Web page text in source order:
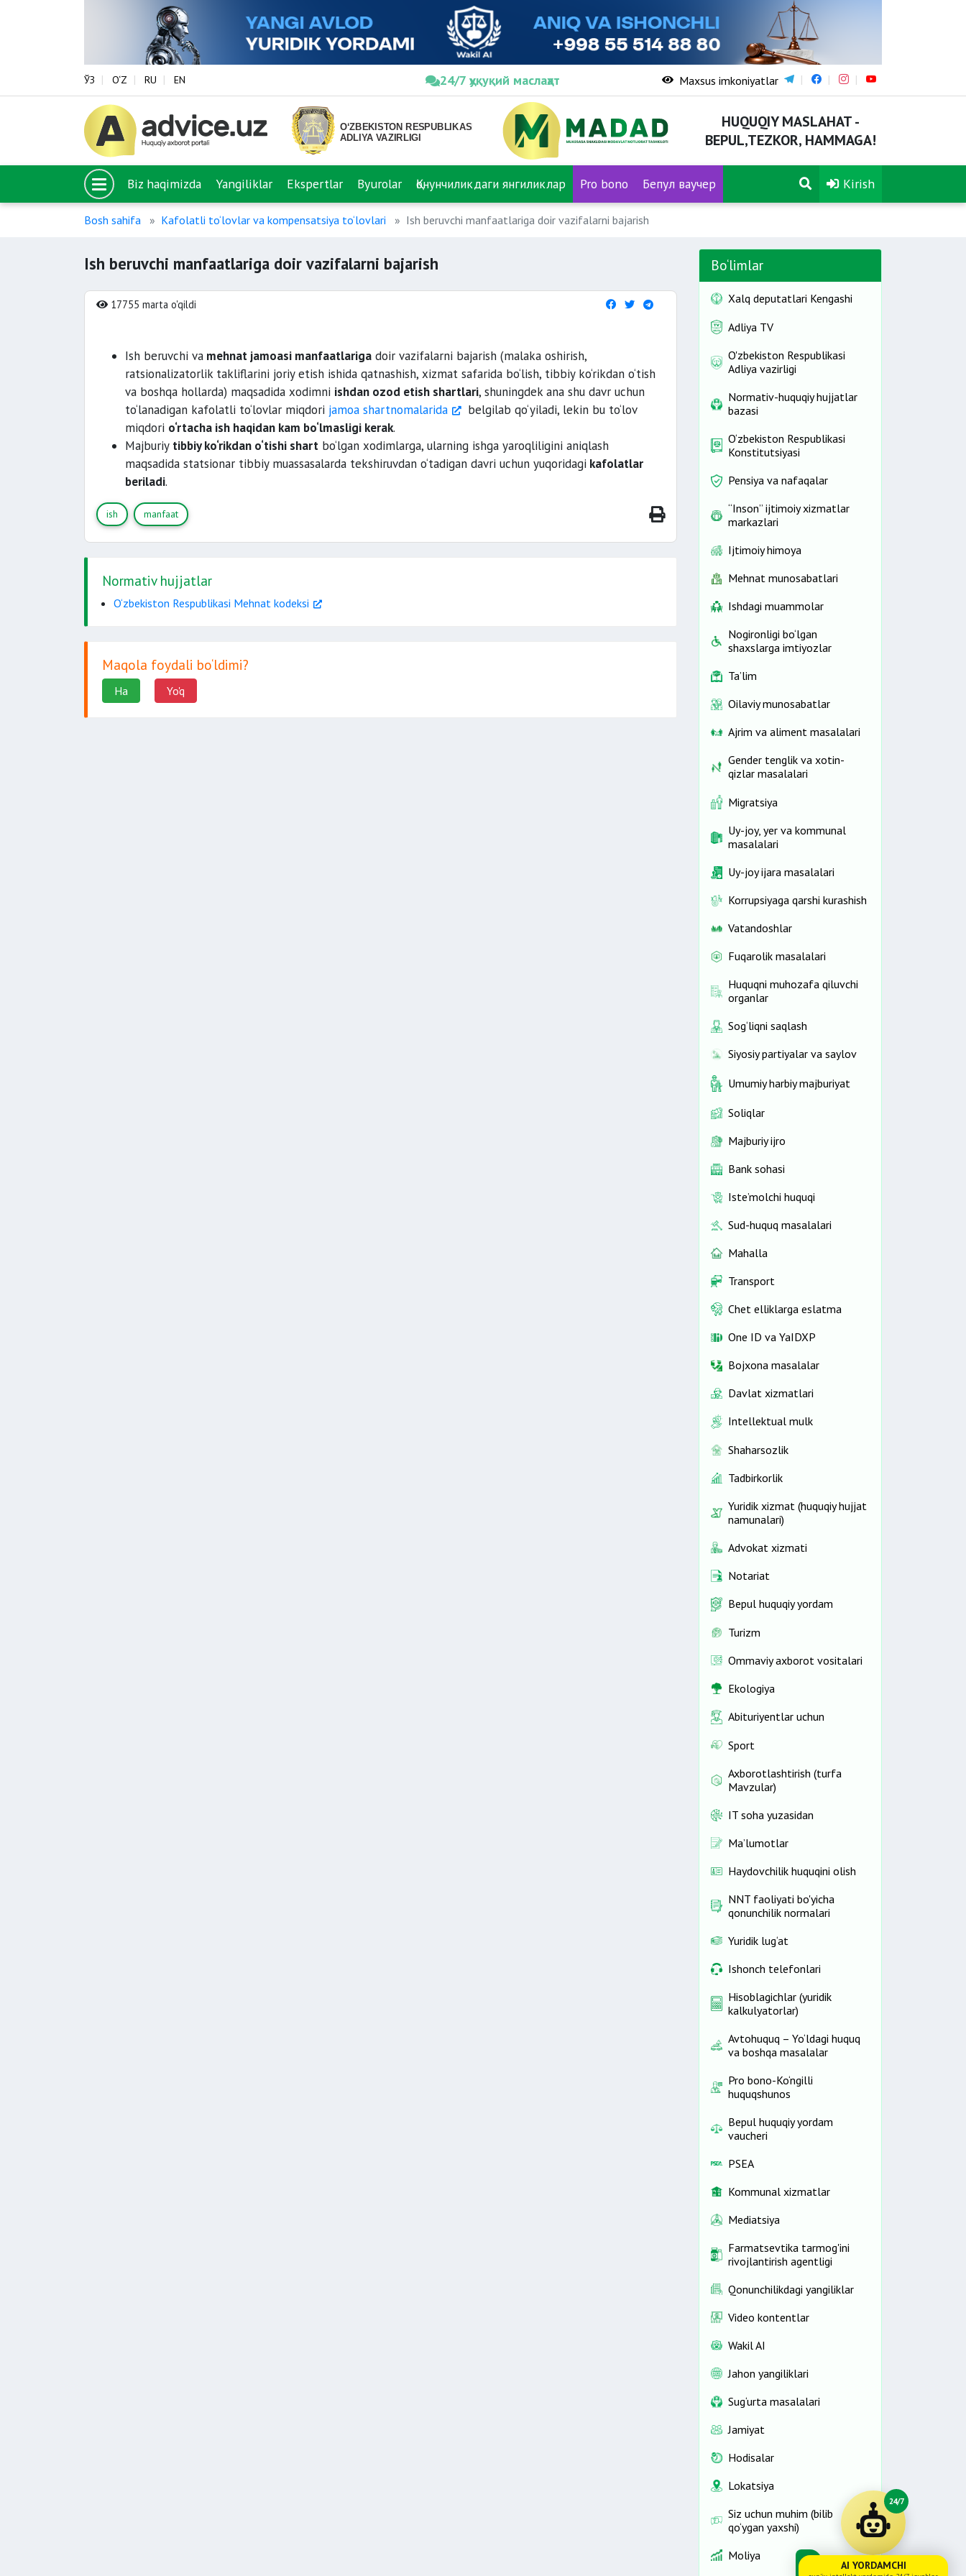
ЎЗ O‘Z RU EN 24/7 ҳуқуқий маслаҳат Maxsus imkoniyatlar
HUQUQIY MASLAHAT -
BEPUL,TEZKOR, HAMMAGA!
Biz haqimizda Yangiliklar Ekspertlar Byurolar Қонунчиликдаги янгиликлар Pro bono Бепул ваучер Kirish
Bosh sahifa Kafolatli to‘lovlar va kompensatsiya to‘lovlari Ish beruvchi manfaatlariga doir vazifalarni bajarish
Ish beruvchi manfaatlariga doir vazifalarni bajarish
17755 marta o'qildi
Ish beruvchi va mehnat jamoasi manfaatlariga doir vazifalarni bajarish (malaka oshirish,
ratsionalizatorlik takliflarini joriy etish ishida qatnashish, xizmat safarida bo‘lish, tibbiy ko‘rikdan o‘tish
va boshqa hollarda) maqsadida xodimni ishdan ozod etish shartlari, shuningdek ana shu davr uchun
to‘lanadigan kafolatli to‘lovlar miqdori jamoa shartnomalarida
belgilab qo‘yiladi, lekin bu to‘lov
miqdori o‘rtacha ish haqidan kam bo‘lmasligi kerak.
Majburiy tibbiy ko‘rikdan o‘tishi shart bo‘lgan xodimlarga, ularning ishga yaroqliligini aniqlash
maqsadida statsionar tibbiy muassasalarda tekshiruvdan o‘tadigan davri uchun yuqoridagi kafolatlar
beriladi.
ish manfaat
Normativ hujjatlar
O‘zbekiston Respublikasi Mehnat kodeksi
Maqola foydali bo‘ldimi?
Ha Yo'q
Bo‘limlar
Xalq deputatlari Kengashi
Adliya TV
O'zbekiston Respublikasi
Adliya vazirligi
Normativ-huquqiy hujjatlar
bazasi
O‘zbekiston Respublikasi
Konstitutsiyasi
Pensiya va nafaqalar
“Inson” ijtimoiy xizmatlar
markazlari
Ijtimoiy himoya
Mehnat munosabatlari
Ishdagi muammolar
Nogironligi bo‘lgan
shaxslarga imtiyozlar
Ta’lim
Oilaviy munosabatlar
Ajrim va aliment masalalari
Gender tenglik va xotin-
qizlar masalalari
Migratsiya
Uy-joy, yer va kommunal
masalalari
Uy-joy ijara masalalari
Korrupsiyaga qarshi kurashish
Vatandoshlar
Fuqarolik masalalari
Huquqni muhozafa qiluvchi
organlar
Sog‘liqni saqlash
Siyosiy partiyalar va saylov
Umumiy harbiy majburiyat
Soliqlar
Majburiy ijro
Bank sohasi
Iste’molchi huquqi
Sud-huquq masalalari
Mahalla
Transport
Chet elliklarga eslatma
One ID vа YaIDXP
Bojxona masalalar
Davlat xizmatlari
Intellektual mulk
Shaharsozlik
Tadbirkorlik
Yuridik xizmat (huquqiy hujjat
namunalari)
Advokat xizmati
Notariat
Bepul huquqiy yordam
Turizm
Ommaviy axborot vositalari
Ekologiya
Abituriyentlar uchun
Sport
Axborotlashtirish (turfa
Mavzular)
IT soha yuzasidan
Ma’lumotlar
Haydovchilik huquqini olish
NNT faoliyati bo'yicha
qonunchilik normalari
Yuridik lug‘at
Ishonch telefonlari
Hisoblagichlar (yuridik
kalkulyatorlar)
Avtohuquq – Yo‘ldagi huquq
va boshqa masalalar
Pro bono-Ko‘ngilli
huquqshunos
Bepul huquqiy yordam
vaucheri
PSEA
Kommunal xizmatlar
Mediatsiya
Farmatsevtika tarmog'ini
rivojlantirish agentligi
Qonunchilikdagi yangiliklar
Video kontentlar
Wakil AI
Jahon yangiliklari
Sug‘urta masalalari
Jamiyat
Hodisalar
Lokatsiya
Siz uchun muhim (bilib
qo‘ygan yaxshi)
Moliya
24/7
AI YORDAMCHI